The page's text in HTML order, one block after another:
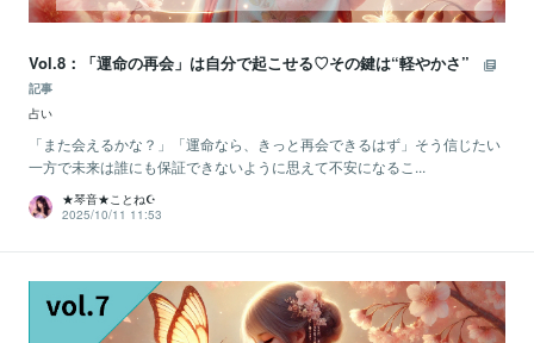
Vol.8：「運命の再会」は自分で起こせる♡その鍵は“軽やかさ”
記事
占い
「また会えるかな？」「運命なら、きっと再会できるはず」そう信じたい
一方で未来は誰にも保証できないように思えて不安になるこ...
★琴音★ことね☪️
2025/10/11 11:53